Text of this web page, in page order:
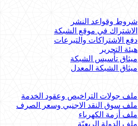
شروط وقواعد النشر
الاشتراك في موقع الشبكة
دفع الاشتراكات والتبرعات
هيئة التحرير
ميثاق تأسيس الشبكة
ميثاق الشبكة المعدل
ملف جولات التراخيص وعقود الخدمة
ملف سوق النقد الاجنبي وسعر الصرف
ملف أزمة الكهرباء
ملف الدولة الريعيّة